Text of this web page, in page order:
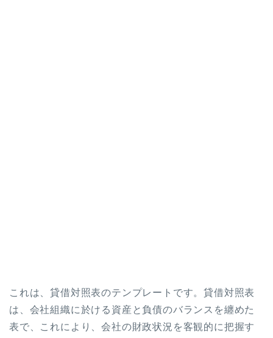
これは、貸借対照表のテンプレートです。貸借対照表
は、会社組織に於ける資産と負債のバランスを纏めた
表で、これにより、会社の財政状況を客観的に把握す